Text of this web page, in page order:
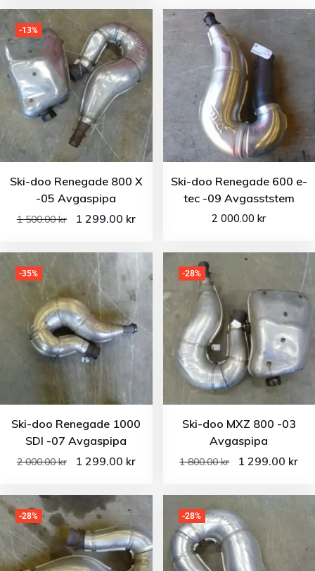
-13%
Ski-doo Renegade 800 X
-05 Avgaspipa
1 500.00kr 1 299.00 kr
Ski-doo Renegade 600 e-
tec -09 Avgasststem
2 000.00kr
-35%
Ski-doo Renegade 1000
SDI -07 Avgaspipa
2 000.00kr 1 299.00 kr
-28%
Ski-doo MXZ 800 -03
Avgaspipa
1 800.00kr 1 299.00 kr
-28% -28%